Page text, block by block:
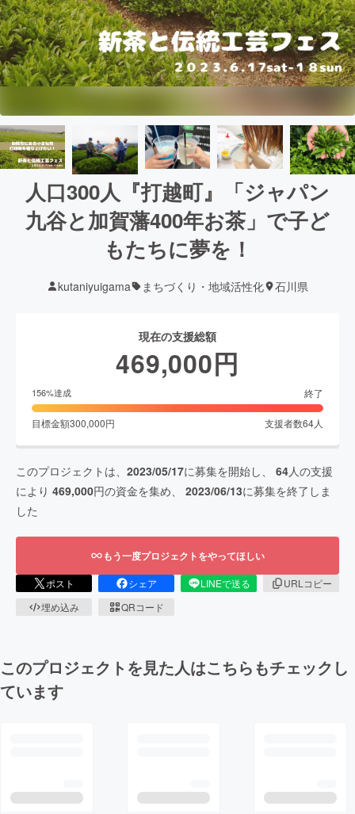
人口300人『打越町』「ジャパン
九谷と加賀藩400年お茶」で子ど
もたちに夢を！
kutaniyuigama まちづくり・地域活性化 石川県
現在の支援総額
469,000円
156%達成 終了
目標金額300,000円 支援者数64人
このプロジェクトは、 2023/05/17に募集を開始し、 64人の支援
により 469,000円の資金を集め、 2023/06/13に募集を終了しま
した
もう一度プロジェクトをやってほしい
ポスト シェア LINEで送る
URLコピー
埋め込み
QRコード
このプロジェクトを見た人はこちらもチェックし
ています